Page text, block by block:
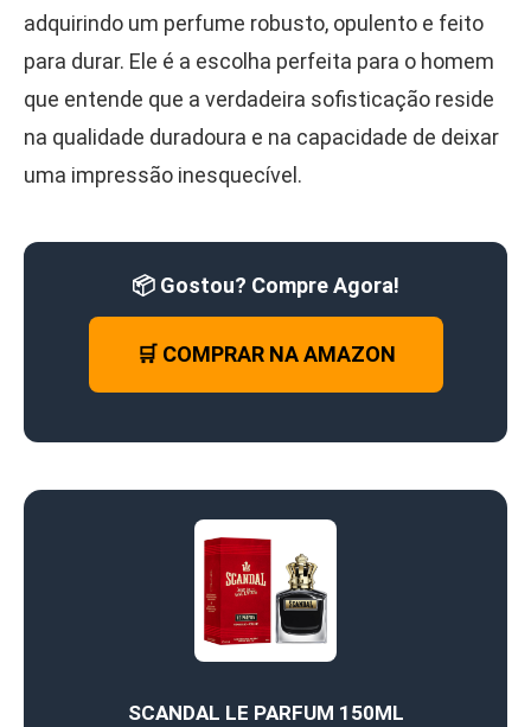
adquirindo um perfume robusto, opulento e feito
para durar. Ele é a escolha perfeita para o homem
que entende que a verdadeira sofisticação reside
na qualidade duradoura e na capacidade de deixar
uma impressão inesquecível.
📦 Gostou? Compre Agora!
🛒 COMPRAR NA AMAZON
SCANDAL LE PARFUM 150ML